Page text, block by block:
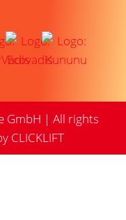
GmbH | All rights
CLICKLIFT